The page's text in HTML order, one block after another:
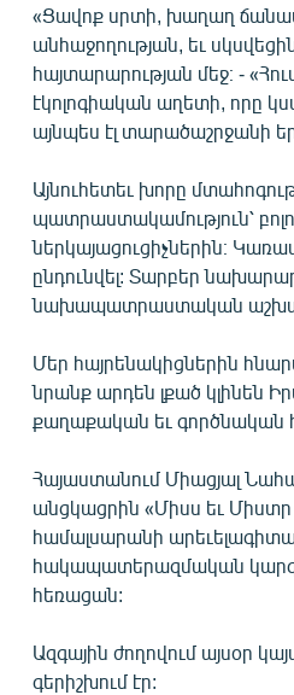
«Ցավոք սրտի, խաղաղ
անհաջողության, եւ
հայտարարության մեջ։ -
էկոլոգիական աղետի, որը
այնպես էլ տարածաշրջանի
Այնուհետեւ խորը
պատրաստակամություն՝
ներկայացուցիչներին։
ընդունվել: Տարբեր
նախապատրաստական
Մեր հայրենակիցներին
նրանք արդեն լքած կլինեն
քաղաքական եւ գործնական
Հայաստանում Միացյալ
անցկացրին «Միսս եւ
համալսարանի
հակապատերազմական
հեռացան:
Ազգային ժողովում այսօր
գերիշխում էր: